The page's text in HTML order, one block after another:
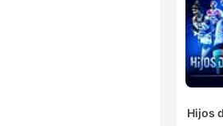
Hijos